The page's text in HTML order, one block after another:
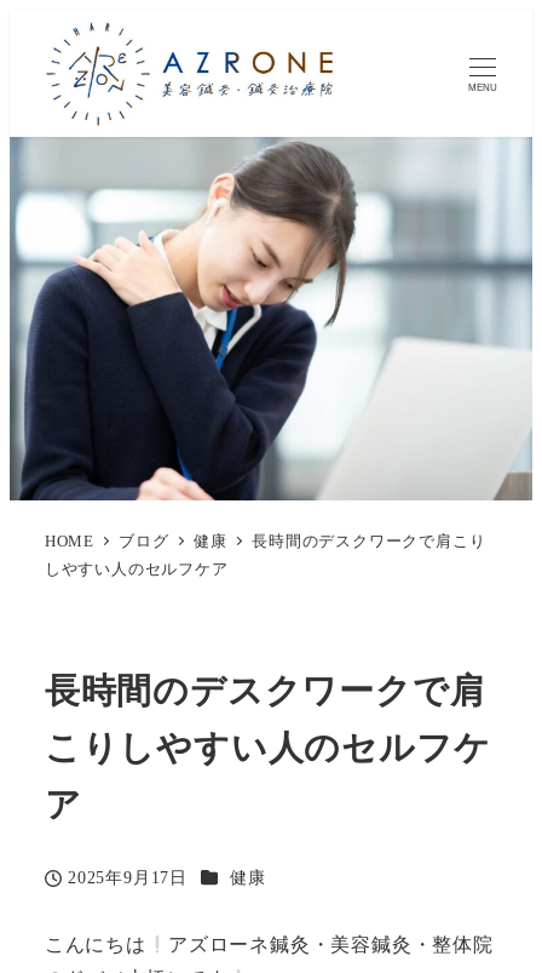
MENU
HOME ブログ 健康
長時間のデスクワークで肩こり
しやすい人のセルフケア
長時間のデスクワークで肩
こりしやすい人のセルフケ
ア
投稿日
2025年9月17日 カテゴリー
健康
こんにちは
アズローネ鍼灸・美容鍼灸・整体院